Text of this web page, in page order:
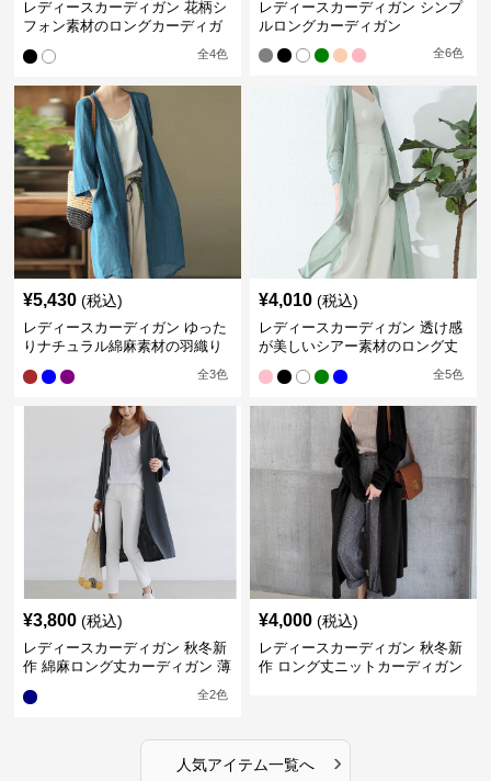
レディースカーディガン 花柄シ
フォン素材のロングカーディガ
全4色
レディースカーディガン シンプ
ルロングカーディガン
全6色
¥5,430 (税込)
レディースカーディガン ゆった
りナチュラル綿麻素材の羽織り
全3色
¥4,010 (税込)
レディースカーディガン 透け感
が美しいシアー素材のロング丈
全5色
¥3,800 (税込)
レディースカーディガン 秋冬新
作 綿麻ロング丈カーディガン 薄
全2色
¥4,000 (税込)
レディースカーディガン 秋冬新
作 ロング丈ニットカーディガン
人気アイテム一覧へ ›